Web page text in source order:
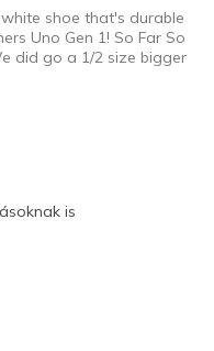
shoe that's durable
Uno Gen 1! So Far So
did go a 1/2 size bigger
is